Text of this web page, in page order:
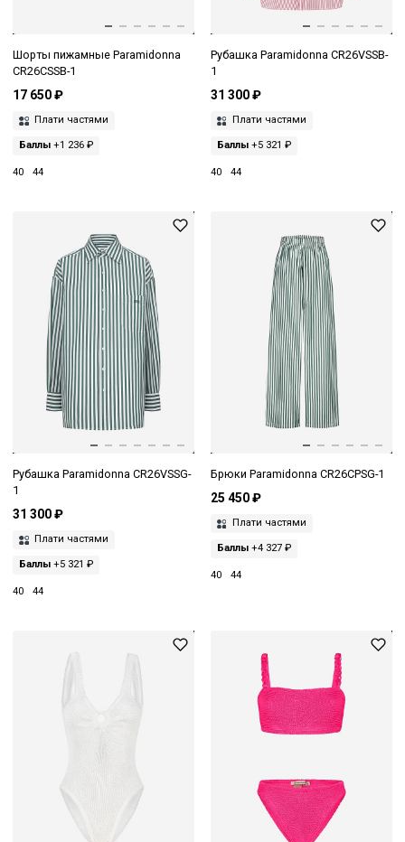
Шорты пижамные Paramidonna
CR26CSSB-1
17 650 ₽
Плати частями
Баллы +1 236 ₽
40 44
Рубашка Paramidonna CR26VSSB-
1
31 300 ₽
Плати частями
Баллы+5 321 ₽
40 44
Рубашка Paramidonna CR26VSSG-
1
31 300 ₽
Плати частями
Баллы +5 321 ₽
40 44
Брюки Paramidonna CR26CPSG-1
25 450 ₽
Плати частями
Баллы+4 327 ₽
40 44